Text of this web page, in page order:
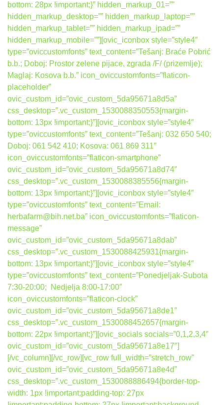
bottom: 28px !important;}” hidden_markup_01=””
hidden_markup_desktop=”” hidden_markup_laptop=””
hidden_markup_tablet=”” hidden_markup_ipad=””
hidden_markup_mobile=””][ovic_iconbox style=”style4″
type=”oviccustomfonts” text_content=”Tešanj: Braće Pobrić
b.b.; Doboj: Prostor zelene pijace, zgrada /F/ (prizemlje);
Maglaj: Kosova b.b.” icon_oviccustomfonts=”flaticon-
placeholder”
ovic_custom_id=”ovic_custom_5da95671a8d5a”
css_desktop=”.vc_custom_1530088350553{margin-
bottom: 13px !important;}”][ovic_iconbox style=”style4″
type=”oviccustomfonts” text_content=”Tešanj: 032 650 540;
Doboj: 061 542 410; Kosova: 061 869 311″
icon_oviccustomfonts=”flaticon-smartphone”
ovic_custom_id=”ovic_custom_5da95671a8d74″
css_desktop=”.vc_custom_1530088385556{margin-
bottom: 13px !important;}”][ovic_iconbox style=”style4″
type=”oviccustomfonts” text_content=”Email:
herbafarm@bih.net.ba” icon_oviccustomfonts=”flaticon-
message”
ovic_custom_id=”ovic_custom_5da95671a8dab”
css_desktop=”.vc_custom_1530088425931{margin-
bottom: 13px !important;}”][ovic_iconbox style=”style4″
type=”oviccustomfonts” text_content=”Ponedjeljak-Subota
7:30-20:00; Nedjelja 8:00-17:00″
icon_oviccustomfonts=”flaticon-clock”
ovic_custom_id=”ovic_custom_5da95671a8de1″
css_desktop=”.vc_custom_1530088452657{margin-
bottom: 22px !important;}”][ovic_socials socials=”0,1,2,3,4″
ovic_custom_id=”ovic_custom_5da95671a8e17″]
[/vc_column][/vc_row][vc_row full_width=”stretch_row”
ovic_custom_id=”ovic_custom_5da95671a8e4d”
css_desktop=”.vc_custom_1530088886494{border-top-
width: 1px !important;padding-top: 27px